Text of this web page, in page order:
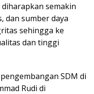
semakin
dan sumber daya
sehingga ke
dan tinggi
SDM di
Rudi di